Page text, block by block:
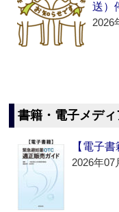
送）
2026
書籍・電子メディ
【電子
2026年07